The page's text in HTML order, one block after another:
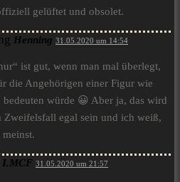
gelüftet und obsolet.
Henning 31.05.2020 um 14:54
ist gut, wenn man mal überlegt,
die Angehörigen einer Figur wie
bedeuten würde 😀 Aber ja, das wird
Zweifelsfall egal sein und ich weiß,
I.MCF 31.05.2020 um 21:57